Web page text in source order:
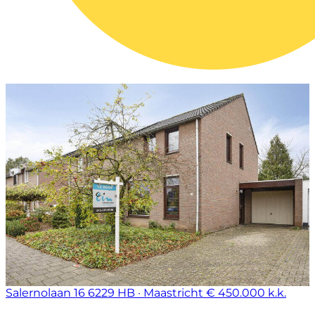
Salernolaan 16 6229 HB · Maastricht € 450.000 k.k.